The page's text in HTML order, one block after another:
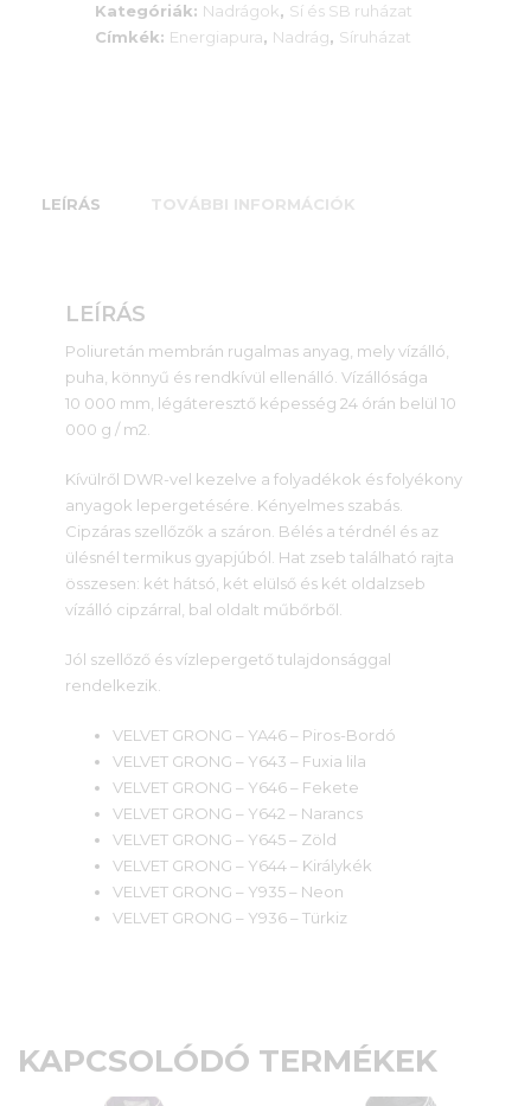
Kategóriák: Nadrágok, Sí és SB ruházat
Címkék: Energiapura, Nadrág, Síruházat
LEÍRÁS TOVÁBBI INFORMÁCIÓK
LEÍRÁS
Poliuretán membrán rugalmas anyag, mely vízálló,
puha, könnyű és rendkívül ellenálló. Vízállósága
10 000 mm, légáteresztő képesség 24 órán belül 10
000 g / m2.
Kívülről DWR-vel kezelve a folyadékok és folyékony
anyagok lepergetésére. Kényelmes szabás.
Cipzáras szellőzők a száron. Bélés a térdnél és az
ülésnél termikus gyapjúból. Hat zseb található rajta
összesen: két hátsó, két elülső és két oldalzseb
vízálló cipzárral, bal oldalt műbőrből.
Jól szellőző és vízlepergető tulajdonsággal
rendelkezik.
VELVET GRONG – YA46 – Piros-Bordó
VELVET GRONG – Y643 – Fuxia lila
VELVET GRONG – Y646 – Fekete
VELVET GRONG – Y642 – Narancs
VELVET GRONG – Y645 – Zöld
VELVET GRONG – Y644 – Királykék
VELVET GRONG – Y935 – Neon
VELVET GRONG – Y936 – Türkiz
KAPCSOLÓDÓ TERMÉKEK